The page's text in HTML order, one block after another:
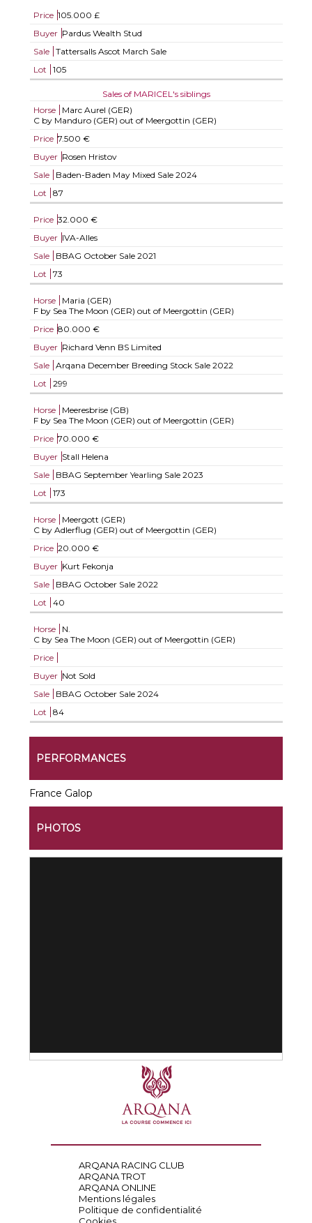
Price 105.000 £
Buyer Pardus Wealth Stud
Sale
Tattersalls Ascot March Sale
Lot
105
Sales of MARICEL's siblings
Horse
Marc Aurel (GER)
C by Manduro (GER) out of Meergottin (GER)
Price 7.500 €
Buyer Rosen Hristov
Sale
Baden-Baden May Mixed Sale 2024
Lot
87
Price 32.000 €
Buyer IVA-Alles
Sale
BBAG October Sale 2021
Lot
73
Horse
Maria (GER)
F by Sea The Moon (GER) out of Meergottin (GER)
Price 80.000 €
Buyer Richard Venn BS Limited
Sale
Arqana December Breeding Stock Sale 2022
Lot
299
Horse
Meeresbrise (GB)
F by Sea The Moon (GER) out of Meergottin (GER)
Price 70.000 €
Buyer Stall Helena
Sale
BBAG September Yearling Sale 2023
Lot
173
Horse
Meergott (GER)
C by Adlerflug (GER) out of Meergottin (GER)
Price 20.000 €
Buyer Kurt Fekonja
Sale
BBAG October Sale 2022
Lot
40
Horse
N.
C by Sea The Moon (GER) out of Meergottin (GER)
Price
Buyer Not Sold
Sale
BBAG October Sale 2024
Lot
84
PERFORMANCES
France Galop
PHOTOS
ARQANA RACING CLUB
ARQANA TROT
ARQANA ONLINE
Mentions légales
Politique de confidentialité